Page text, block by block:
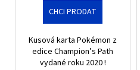
CHCI PRODAT
Kusová karta Pokémon z
edice Champion’s Path
vydané roku 2020 !